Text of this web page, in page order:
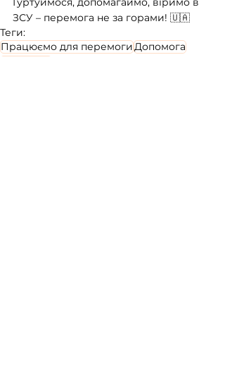
ЗСУ – перемога не за горами! 🇺🇦
Теги:
Працюємо для перемогиДопомога